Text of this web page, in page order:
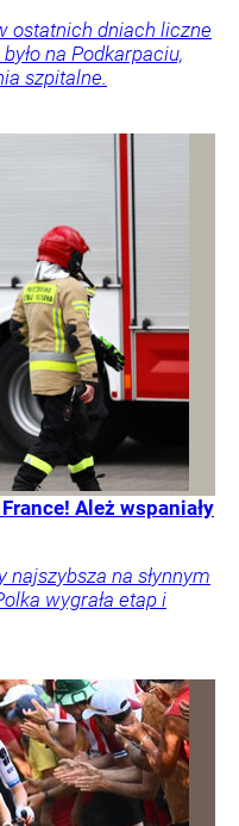
ostatnich dniach liczne
na Podkarpaciu,
szpitalne.
Ależ wspaniały
na słynnym
wygrała etap i